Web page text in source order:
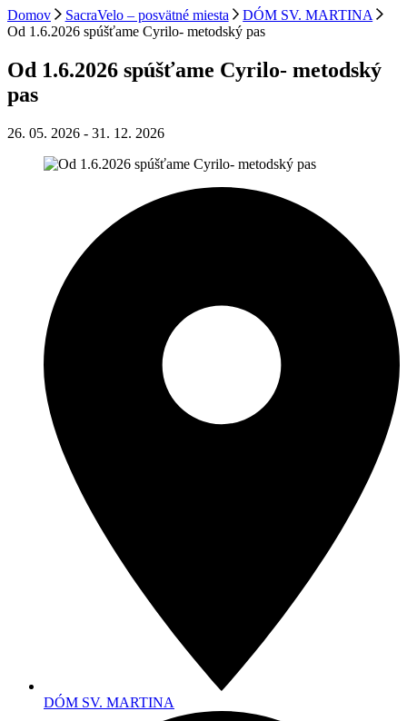
Domov SacraVelo – posvätné miesta
DÓM SV. MARTINA
Od 1.6.2026 spúšťame Cyrilo- metodský pas
Od 1.6.2026 spúšťame Cyrilo- metodský
pas
26. 05. 2026 - 31. 12. 2026
DÓM SV. MARTINA